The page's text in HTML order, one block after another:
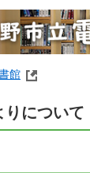
館
りについて